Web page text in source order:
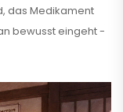
das Medikament
bewusst eingeht -